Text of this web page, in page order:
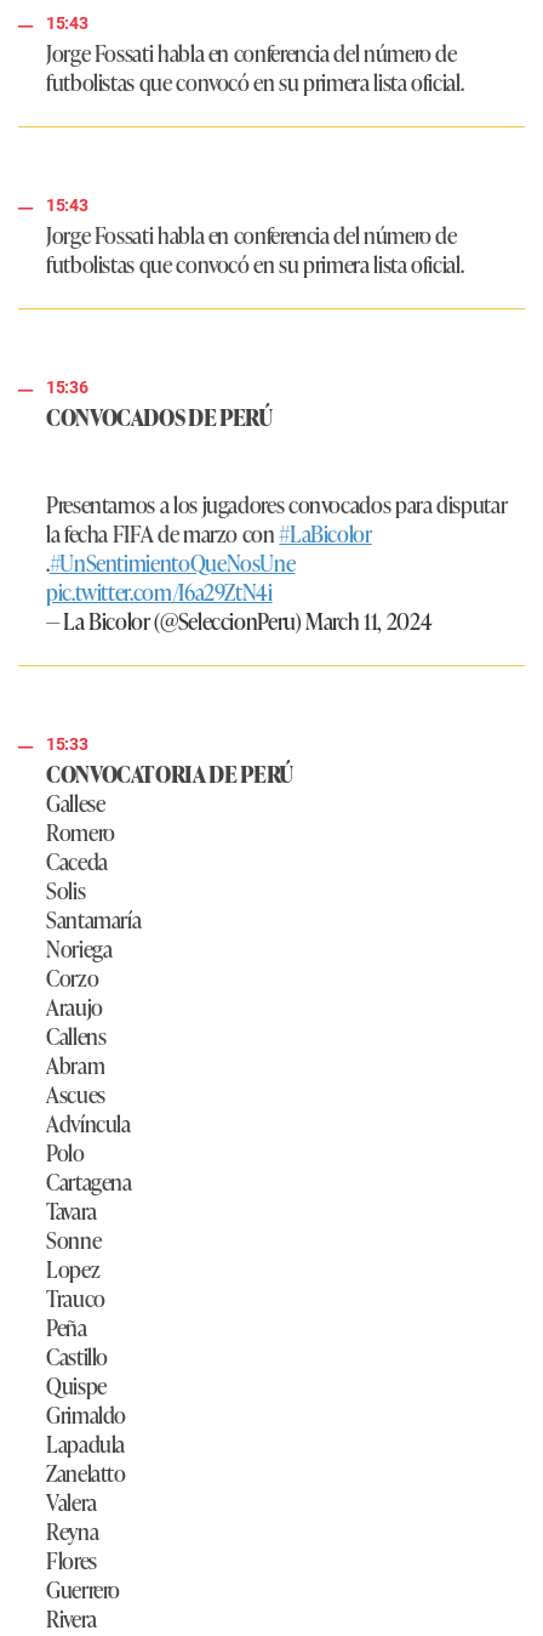
15:43
Jorge Fossati habla en conferencia del número de
futbolistas que convocó en su primera lista oficial.
15:43
Jorge Fossati habla en conferencia del número de
futbolistas que convocó en su primera lista oficial.
15:36
CONVOCADOS DE PERÚ
Presentamos a los jugadores convocados para disputar
la fecha FIFA de marzo con#LaBicolor
.#UnSentimientoQueNosUne
pic.twitter.com/I6a29ZtN4i
— La Bicolor (@SeleccionPeru)March 11, 2024
15:33
CONVOCATORIA DE PERÚ
Gallese
Romero
Caceda
Solis
Santamaría
Noriega
Corzo
Araujo
Callens
Abram
Ascues
Advíncula
Polo
Cartagena
Tavara
Sonne
Lopez
Trauco
Peña
Castillo
Quispe
Grimaldo
Lapadula
Zanelatto
Valera
Reyna
Flores
Guerrero
Rivera